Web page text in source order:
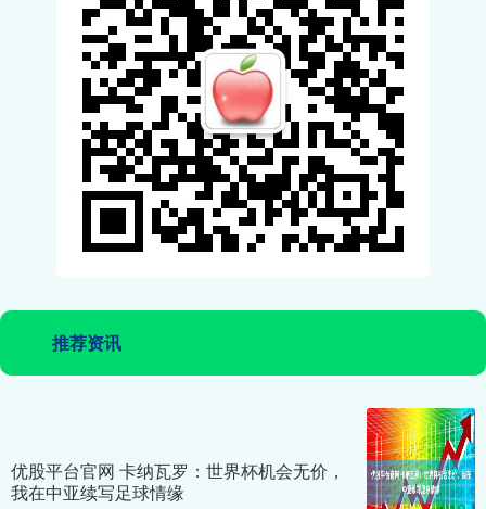
推荐资讯
优股平台官网 卡纳瓦罗：世界杯机会无价，
我在中亚续写足球情缘